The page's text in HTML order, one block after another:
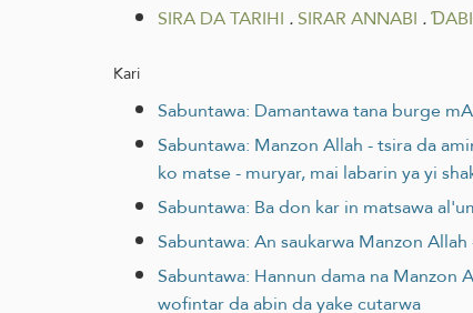
SIRA DA TARIHI .SIRAR ANNABI .
Kari
Sabuntawa: Damantawa tana burge
Sabuntawa: Manzon Allah - tsira da
ko matse - muryar, mai labarin ya yi
Sabuntawa: Ba don kar in matsawa
Sabuntawa: An saukarwa Manzon
Sabuntawa: Hannun dama na Manzon
wofintar da abin da yake cutarwa